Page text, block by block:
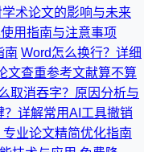
术论文的影响与未来
用指南与注意事项
南 Word怎么换行？详细
文查重参考文献算不算
取消吞字？原因分析与
详解常用AI工具撤销
业论文精简优化指南